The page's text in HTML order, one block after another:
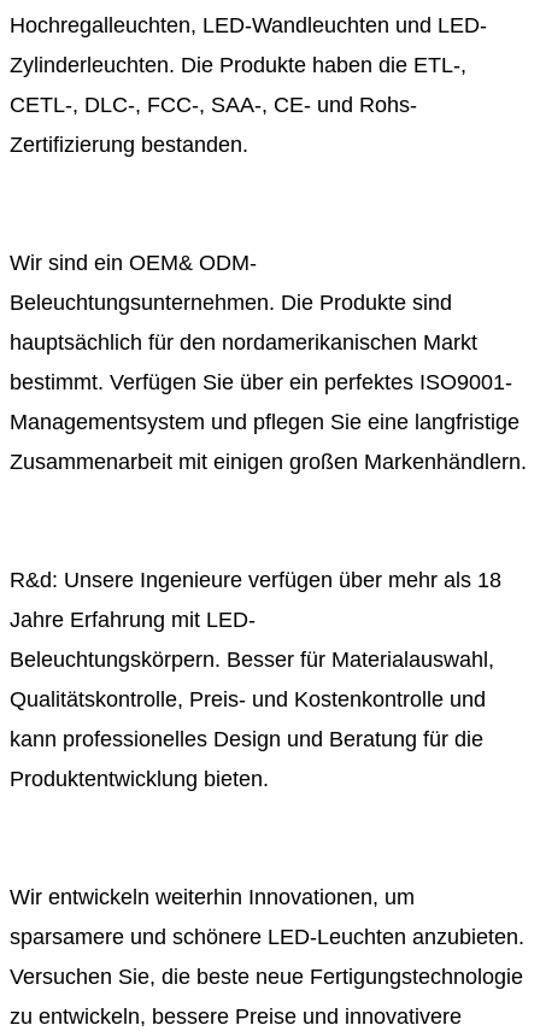
Hochregalleuchten, LED-Wandleuchten und LED-
Zylinderleuchten. Die Produkte haben die ETL-,
CETL-, DLC-, FCC-, SAA-, CE- und Rohs-
Zertifizierung bestanden.
Wir sind ein OEM& ODM-
Beleuchtungsunternehmen. Die Produkte sind
hauptsächlich für den nordamerikanischen Markt
bestimmt. Verfügen Sie über ein perfektes ISO9001-
Managementsystem und pflegen Sie eine langfristige
Zusammenarbeit mit einigen großen Markenhändlern.
R&d: Unsere Ingenieure verfügen über mehr als 18
Jahre Erfahrung mit LED-
Beleuchtungskörpern. Besser für Materialauswahl,
Qualitätskontrolle, Preis- und Kostenkontrolle und
kann professionelles Design und Beratung für die
Produktentwicklung bieten.
Wir entwickeln weiterhin Innovationen, um
sparsamere und schönere LED-Leuchten anzubieten.
Versuchen Sie, die beste neue Fertigungstechnologie
zu entwickeln, bessere Preise und innovativere